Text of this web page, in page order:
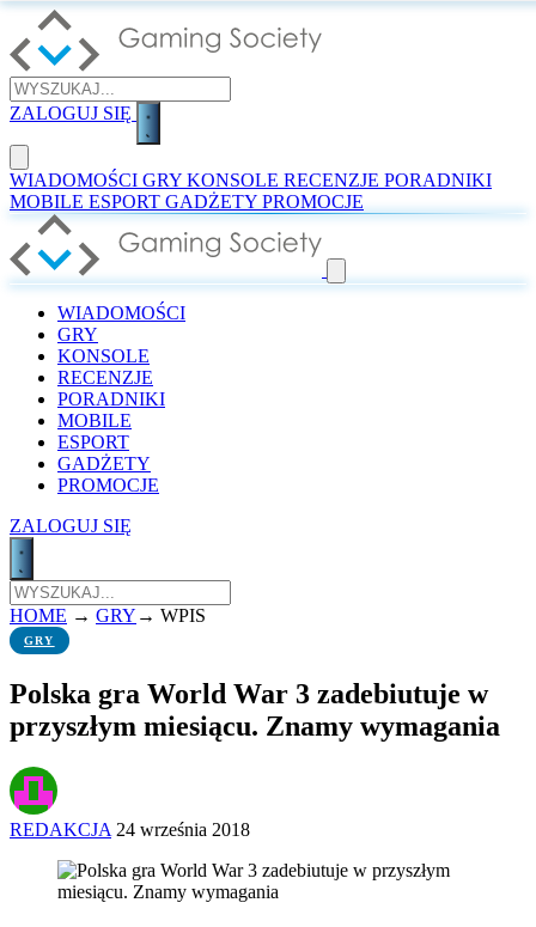
ZALOGUJ SIĘ
WIADOMOŚCI GRY KONSOLE RECENZJE PORADNIKI
MOBILE ESPORT GADŻETY PROMOCJE
WIADOMOŚCI
GRY
KONSOLE
RECENZJE
PORADNIKI
MOBILE
ESPORT
GADŻETY
PROMOCJE
ZALOGUJ SIĘ
HOME → GRY → WPIS
GRY
Polska gra World War 3 zadebiutuje w
przyszłym miesiącu. Znamy wymagania
REDAKCJA 24 września 2018